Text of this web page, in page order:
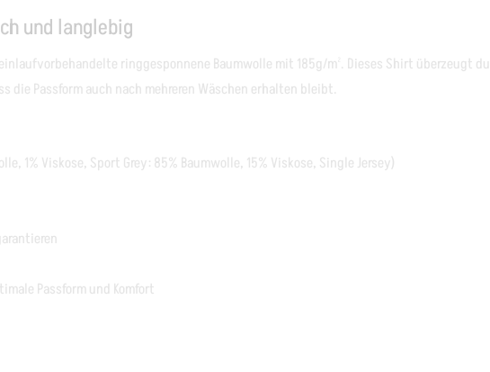
und langlebig
ringgesponnene Baumwolle mit 185g/m². Dieses Shirt überzeugt
Passform auch nach mehreren Wäschen erhalten bleibt.
1% Viskose, Sport Grey: 85% Baumwolle, 15% Viskose, Single Jersey)
Passform und Komfort